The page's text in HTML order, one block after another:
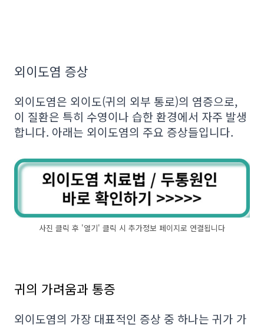
외이도염 증상
외이도염은 외이도(귀의 외부 통로)의 염증으로,
이 질환은 특히 수영이나 습한 환경에서 자주 발생
합니다. 아래는 외이도염의 주요 증상들입니다.
사진 클릭 후 '열기' 클릭 시 추가정보 페이지로 연결됩니다
귀의 가려움과 통증
외이도염의 가장 대표적인 증상 중 하나는 귀가 가